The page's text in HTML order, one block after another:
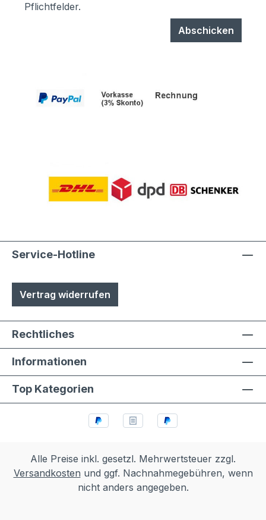
Pflichtfelder.
Abschicken
Service-Hotline
Vertrag widerrufen
Rechtliches
Informationen
Top Kategorien
Alle Preise inkl. gesetzl. Mehrwertsteuer zzgl.
Versandkosten und ggf. Nachnahmegebühren, wenn
nicht anders angegeben.